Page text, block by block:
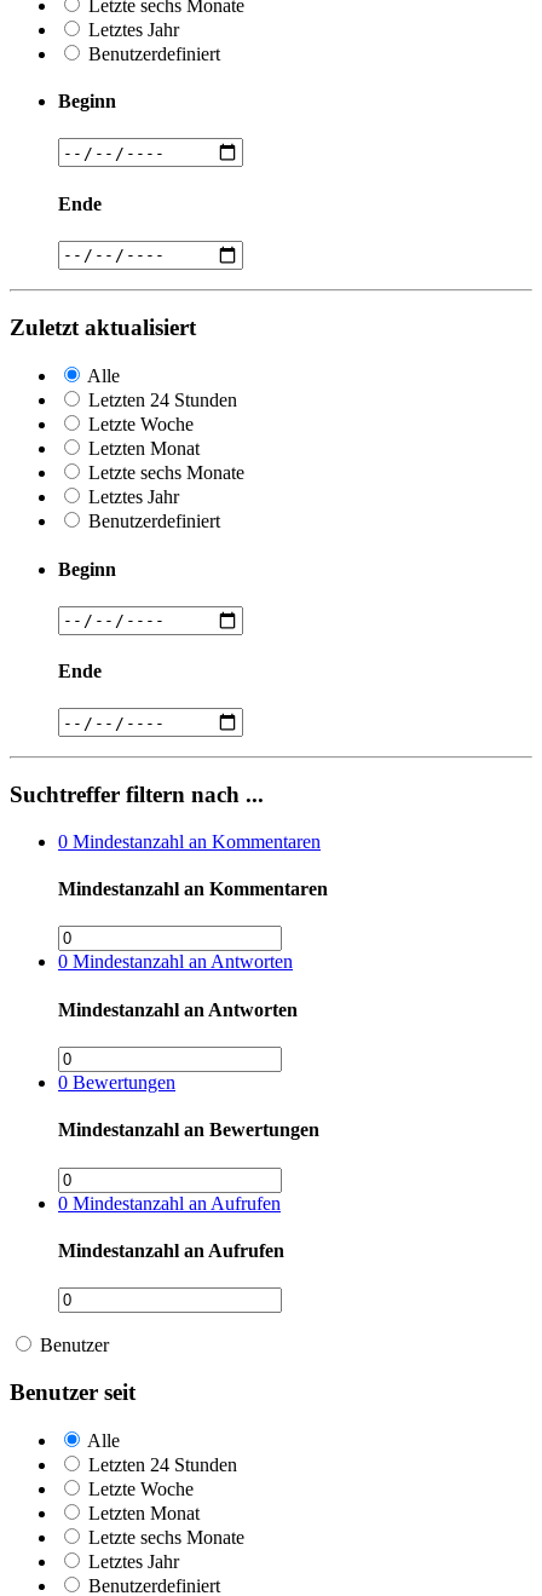
Letzte sechs Monate
Letztes Jahr
Benutzerdefiniert
Beginn
Ende
Zuletzt aktualisiert
Alle
Letzten 24 Stunden
Letzte Woche
Letzten Monat
Letzte sechs Monate
Letztes Jahr
Benutzerdefiniert
Beginn
Ende
Suchtreffer filtern nach ...
0 Mindestanzahl an Kommentaren
Mindestanzahl an Kommentaren
0 Mindestanzahl an Antworten
Mindestanzahl an Antworten
0 Bewertungen
Mindestanzahl an Bewertungen
0 Mindestanzahl an Aufrufen
Mindestanzahl an Aufrufen
Benutzer
Benutzer seit
Alle
Letzten 24 Stunden
Letzte Woche
Letzten Monat
Letzte sechs Monate
Letztes Jahr
Benutzerdefiniert